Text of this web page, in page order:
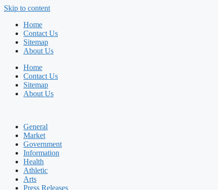
Skip to content
Home
Contact Us
Sitemap
About Us
Home
Contact Us
Sitemap
About Us
General
Market
Government
Information
Health
Athletic
Arts
Press Releases